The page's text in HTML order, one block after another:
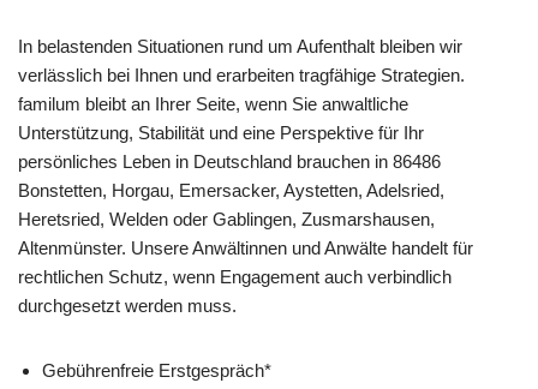
In belastenden Situationen rund um Aufenthalt bleiben wir
verlässlich bei Ihnen und erarbeiten tragfähige Strategien.
familum bleibt an Ihrer Seite, wenn Sie anwaltliche
Unterstützung, Stabilität und eine Perspektive für Ihr
persönliches Leben in Deutschland brauchen in 86486
Bonstetten, Horgau, Emersacker, Aystetten, Adelsried,
Heretsried, Welden oder Gablingen, Zusmarshausen,
Altenmünster. Unsere Anwältinnen und Anwälte handelt für
rechtlichen Schutz, wenn Engagement auch verbindlich
durchgesetzt werden muss.
Gebührenfreie Erstgespräch*